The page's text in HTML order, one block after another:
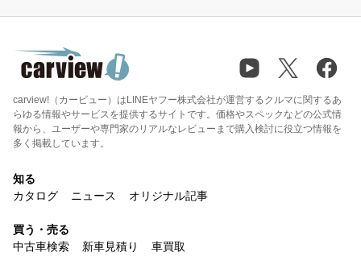
carview!（カービュー）はLINEヤフー株式会社が運営するクルマに関するあ
らゆる情報やサービスを提供するサイトです。価格やスペックなどの公式情
報から、ユーザーや専門家のリアルなレビューまで購入検討に役立つ情報を
多く掲載しています。
知る
カタログ
ニュース オリジナル記事
買う・売る
中古車検索
新車見積り 車買取